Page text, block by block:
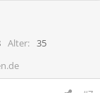
Alter
35